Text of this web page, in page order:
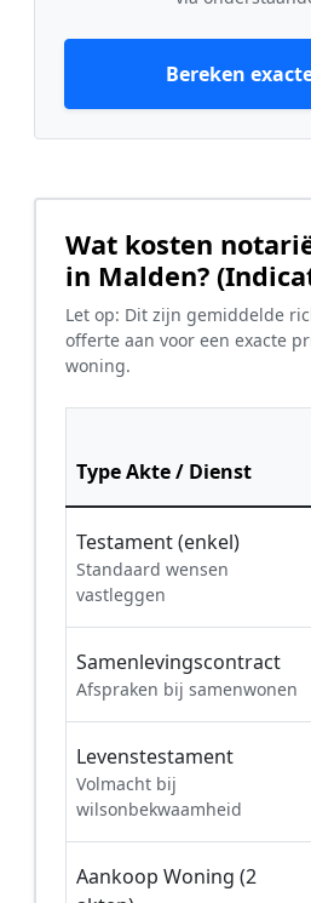
Bereken
Wat kosten
in Malden?
Let op: Dit zijn gemiddelde
offerte aan voor een exacte
woning.
Type Akte / Dienst
Testament (enkel)
Standaard wensen
vastleggen
Samenlevingscontract
Afspraken bij samenwonen
Levenstestament
Volmacht bij
wilsonbekwaamheid
Aankoop Woning (2